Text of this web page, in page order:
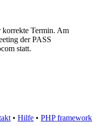
korrekte Termin. Am
der PASS
statt.
• Hilfe • PHP framework